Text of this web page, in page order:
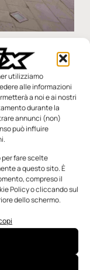
utilizziamo
alle informazioni
a noi e ai nostri
durante la
annunci (non)
può influire
fare scelte
a questo sito. È
compreso il
Policy o cliccando sul
dello schermo.
fanno
per la
in Plastica al